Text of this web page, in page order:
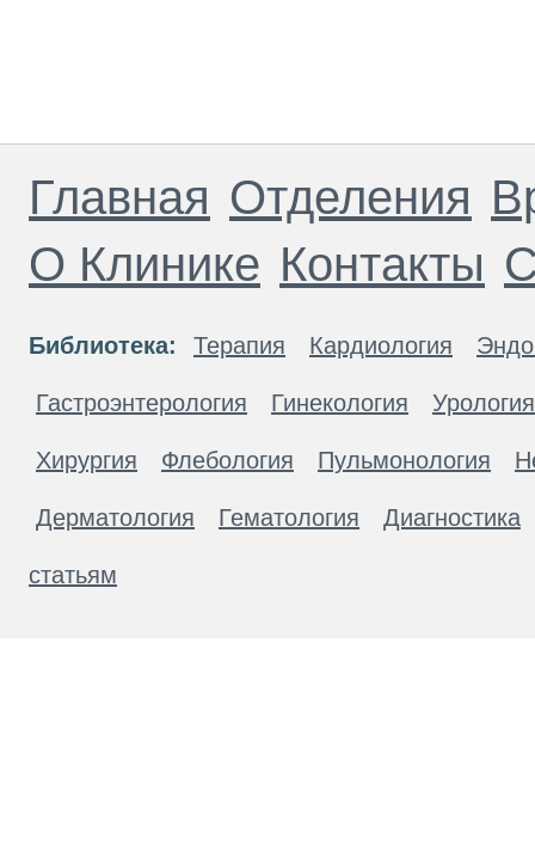
Главная Отделения
О Клинике Контакты
Библиотека: Терапия Кардиология
Гастроэнтерология Гинекология Урология
Хирургия Флебология Пульмонология
Дерматология Гематология Диагностика
статьям